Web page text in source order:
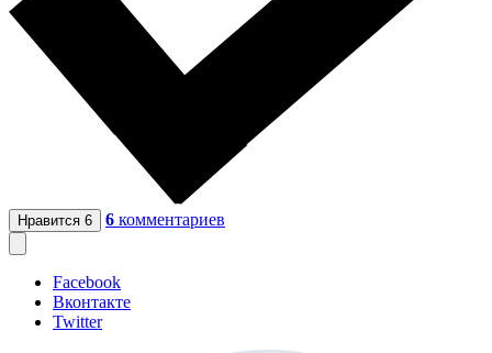
Нравится 6 6 комментариев
Facebook
Вконтакте
Twitter